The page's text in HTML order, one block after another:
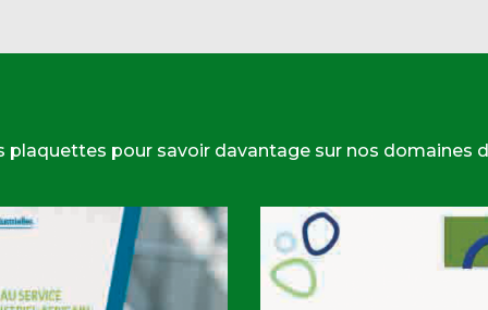
plaquettes pour savoir davantage sur nos domaines